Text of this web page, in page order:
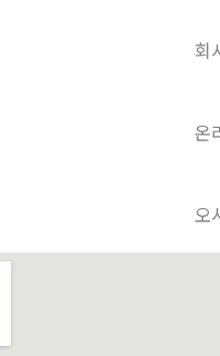
회
온
오